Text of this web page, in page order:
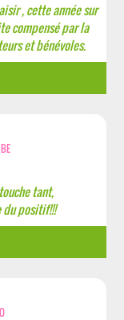
, cette année sur
compensé par la
et bénévoles.
tant,
du positif!!!